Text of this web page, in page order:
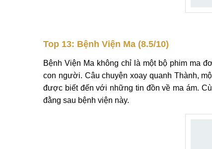
Top 13: Bệnh Viện Ma (8.5/10)
Bệnh Viện Ma không chỉ là một bộ phim ma
con người. Câu chuyện xoay quanh Thành,
được biết đến với những tin đồn về ma ám.
đằng sau bệnh viện này.